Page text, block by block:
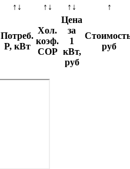
↑↓ ↑↓ ↑↓ ↑
Потреб.
P, кВт
Хол.
коэф.
COP
Цена
за
1
кВт,
руб
руб